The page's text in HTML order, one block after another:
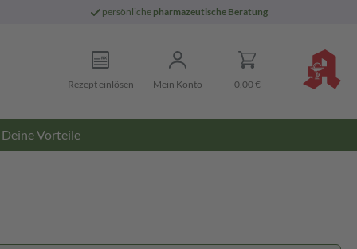
persönliche pharmazeutische Beratung
Rezept einlösen Mein Konto 0,00 €
Deine Vorteile